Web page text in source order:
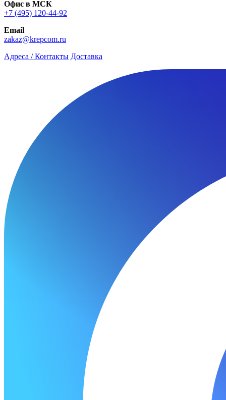
Офис в МСК
+7 (495) 120-44-92
Email
zakaz@krepcom.ru
Адреса / Контакты Доставка